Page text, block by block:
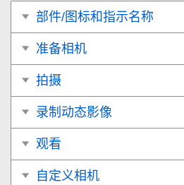
部件/图标和指示名称
准备相机
拍摄
录制动态影像
观看
自定义相机